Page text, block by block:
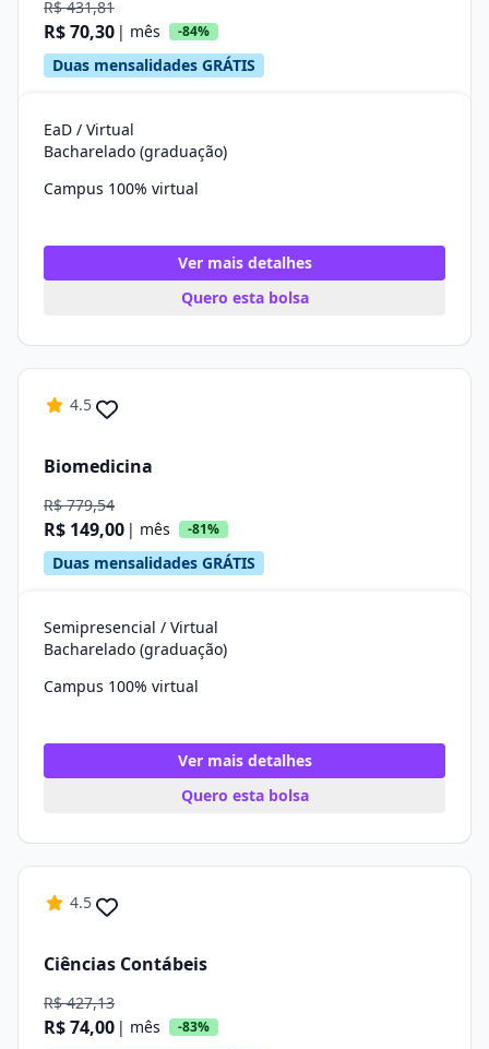
R$ 431,81
R$ 70,30 | mês -84%
Duas mensalidades GRÁTIS
EaD / Virtual
Bacharelado (graduação)
Campus 100% virtual
Ver mais detalhes
Quero esta bolsa
4.5
Biomedicina
R$ 779,54
R$ 149,00 | mês -81%
Duas mensalidades GRÁTIS
Semipresencial / Virtual
Bacharelado (graduação)
Campus 100% virtual
Ver mais detalhes
Quero esta bolsa
4.5
Ciências Contábeis
R$ 427,13
R$ 74,00 | mês -83%